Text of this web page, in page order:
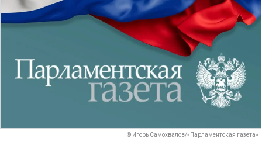
© Игорь Самохвалов/«Парламентская газета»